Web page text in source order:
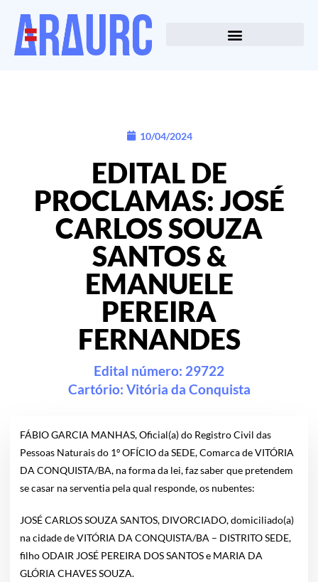
10/04/2024
EDITAL DE
PROCLAMAS: JOSÉ
CARLOS SOUZA
SANTOS &
EMANUELE
PEREIRA
FERNANDES
Edital número: 29722
Cartório: Vitória da Conquista
FÁBIO GARCIA MANHAS, Oficial(a) do Registro Civil das
Pessoas Naturais do 1º OFÍCIO da SEDE, Comarca de VITÓRIA
DA CONQUISTA/BA, na forma da lei, faz saber que pretendem
se casar na serventia pela qual responde, os nubentes:
JOSÉ CARLOS SOUZA SANTOS, DIVORCIADO, domiciliado(a)
na cidade de VITÓRIA DA CONQUISTA/BA – DISTRITO SEDE,
filho ODAIR JOSÉ PEREIRA DOS SANTOS e MARIA DA
GLÓRIA CHAVES SOUZA.